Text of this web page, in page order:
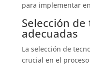
para implementar
Selección
adecuadas
La selección de
crucial en el